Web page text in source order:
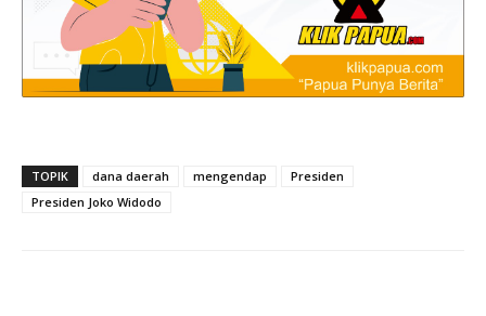
TOPIK dana daerah mengendap
Presiden
Presiden Joko Widodo